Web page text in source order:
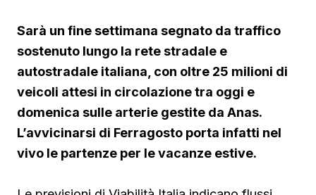
Sarà un fine settimana segnato da traffico
sostenuto lungo la rete stradale e
autostradale italiana, con oltre 25 milioni di
veicoli attesi in circolazione tra oggi e
domenica sulle arterie gestite da Anas.
L’avvicinarsi di Ferragosto porta infatti nel
vivo le partenze per le vacanze estive.